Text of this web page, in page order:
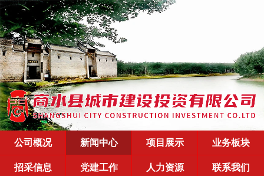
公司概况 新闻中心 项目展示
业务板块
招采信息
党建工作 人力资源 联系我们